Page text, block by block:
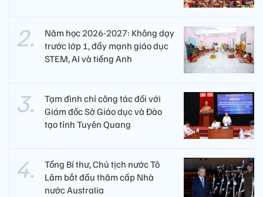
Năm học 2026-2027: Không dạy
trước lớp 1, đẩy mạnh giáo dục
STEM, AI và tiếng Anh
Tạm đình chỉ công tác đối với
Giám đốc Sở Giáo dục và Đào
tạo tỉnh Tuyên Quang
Tổng Bí thư, Chủ tịch nước Tô
Lâm bắt đầu thăm cấp Nhà
nước Australia